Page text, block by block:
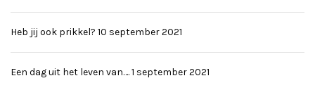
Heb jij ook prikkel? 10 september 2021
Een dag uit het leven van….1 september 2021